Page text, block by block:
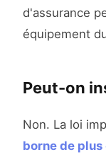
d'assurance
équipement
Peut-on
Non. La loi
borne de plus